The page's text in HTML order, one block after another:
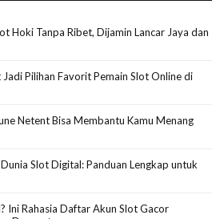
Hoki Tanpa Ribet, Dijamin Lancar Jaya dan
Pilihan Favorit Pemain Slot Online di
Netent Bisa Membantu Kamu Menang
Slot Digital: Panduan Lengkap untuk
Ini Rahasia Daftar Akun Slot Gacor